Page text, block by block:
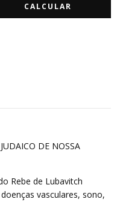
CALCULAR
DE NOSSA
Rebe de Lubavitch
vasculares, sono,